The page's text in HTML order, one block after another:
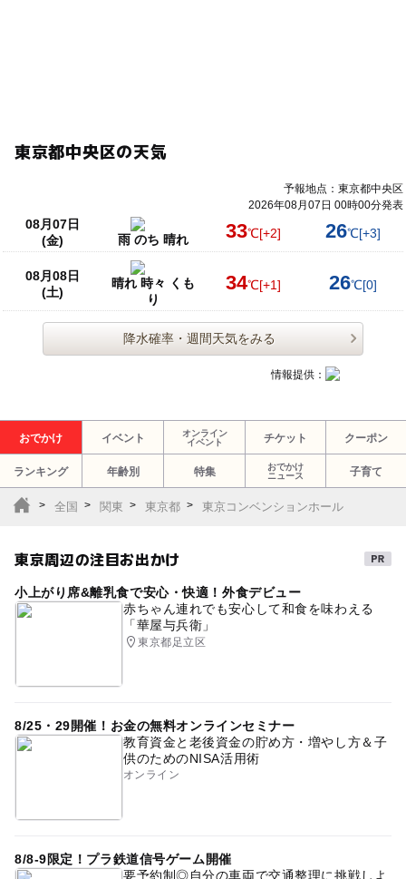
東京都中央区の天気
予報地点：東京都中央区
2026年08月07日 00時00分発表
08月07日
(金)
雨 のち 晴れ 33℃[+2] 26℃[+3]
08月08日
(土)
晴れ 時々 くも
り
34℃[+1] 26℃[0]
降水確率・週間天気をみる
情報提供：
おでかけ イベント
オンライン
イベント
チケット クーポン
ランキング 年齢別 特集
おでかけ
ニュース
子育て
全国 関東 東京都 東京コンベンションホール
東京周辺の注目お出かけ
小上がり席&離乳食で安心・快適！外食デビュー
赤ちゃん連れでも安心して和食を味わえる
「華屋与兵衛」
東京都足立区
8/25・29開催！お金の無料オンラインセミナー
教育資金と老後資金の貯め方・増やし方＆子
供のためのNISA活用術
オンライン
8/8-9限定！プラ鉄道信号ゲーム開催
要予約制◎自分の車両で交通整理に挑戦しよ